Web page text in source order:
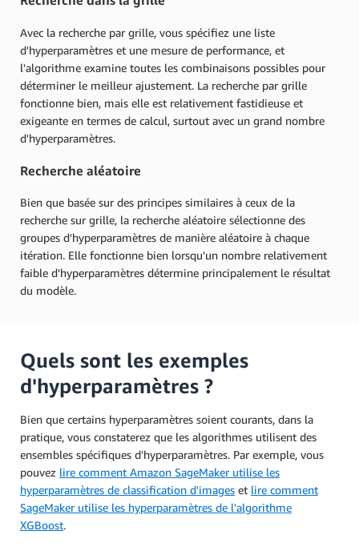
Avec la recherche par grille, vous spécifiez une liste
d'hyperparamètres et une mesure de performance, et
l'algorithme examine toutes les combinaisons possibles pour
déterminer le meilleur ajustement. La recherche par grille
fonctionne bien, mais elle est relativement fastidieuse et
exigeante en termes de calcul, surtout avec un grand nombre
d'hyperparamètres.
Recherche aléatoire
Bien que basée sur des principes similaires à ceux de la
recherche sur grille, la recherche aléatoire sélectionne des
groupes d'hyperparamètres de manière aléatoire à chaque
itération. Elle fonctionne bien lorsqu'un nombre relativement
faible d'hyperparamètres détermine principalement le résultat
du modèle.
Quels sont les exemples
d'hyperparamètres ?
Bien que certains hyperparamètres soient courants, dans la
pratique, vous constaterez que les algorithmes utilisent des
ensembles spécifiques d'hyperparamètres. Par exemple, vous
pouvez lire comment Amazon SageMaker utilise les
hyperparamètres de classification d'images et lire comment
SageMaker utilise les hyperparamètres de l'algorithme
XGBoost.